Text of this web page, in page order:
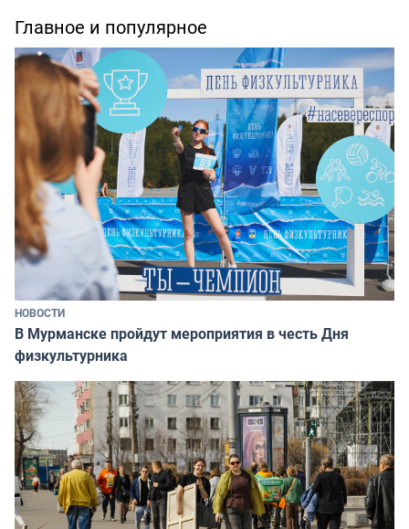
Главное и популярное
НОВОСТИ
В Мурманске пройдут мероприятия в честь Дня
физкультурника